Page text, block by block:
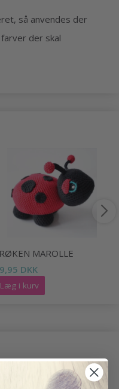
så anvendes der
der skal
MAROLLE
DKK
Læg i kurv